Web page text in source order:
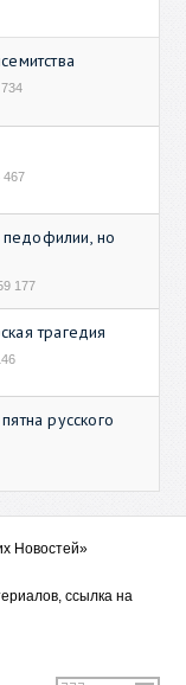
467
педофилии, но
177
трагедия
русского
Новостей»
ссылка на